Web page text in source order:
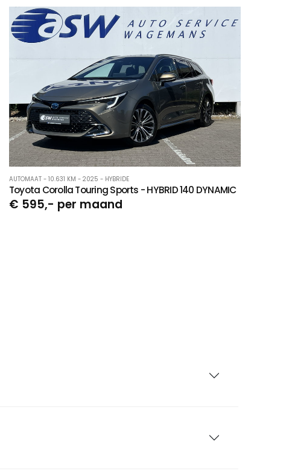
AUTOMAAT - 10.631 KM - 2025 - HYBRIDE
Toyota Corolla Touring Sports - HYBRID 140 DYNAMIC
€ 595,- per maand